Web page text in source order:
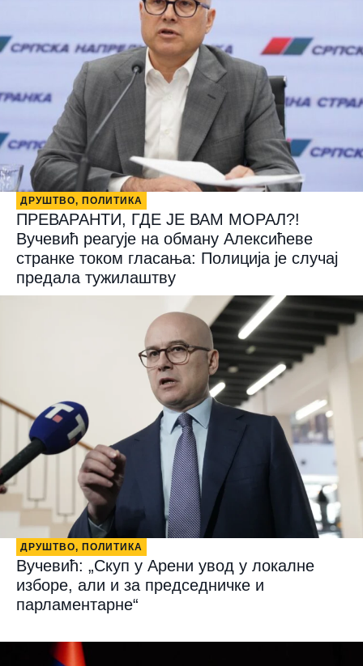
ДРУШТВО, ПОЛИТИКА
ПРЕВАРАНТИ, ГДЕ ЈЕ ВАМ МОРАЛ?!
Вучевић реагује на обману Алексићеве
странке током гласања: Полиција је случај
предала тужилаштву
ДРУШТВО, ПОЛИТИКА
Вучевић: „Скуп у Арени увод у локалне
изборе, али и за председничке и
парламентарне“